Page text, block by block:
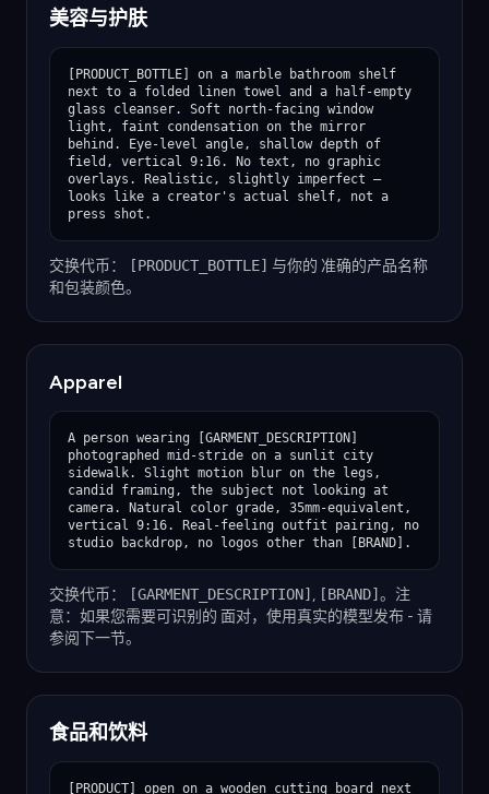
美容与护肤
[PRODUCT_BOTTLE] on a marble bathroom shelf
next to a folded linen towel and a half-empty
glass cleanser. Soft north-facing window
light, faint condensation on the mirror
behind. Eye-level angle, shallow depth of
field, vertical 9:16. No text, no graphic
overlays. Realistic, slightly imperfect —
looks like a creator's actual shelf, not a
press shot.
交换代币： [PRODUCT_BOTTLE] 与你的 准确的产品名称
和包装颜色。
Apparel
A person wearing [GARMENT_DESCRIPTION]
photographed mid-stride on a sunlit city
sidewalk. Slight motion blur on the legs,
candid framing, the subject not looking at
camera. Natural color grade, 35mm-equivalent,
vertical 9:16. Real-feeling outfit pairing, no
studio backdrop, no logos other than [BRAND].
交换代币： [GARMENT_DESCRIPTION] , [BRAND] 。注
意：如果您需要可识别的 面对，使用真实的模型发布 - 请
参阅下一节。
食品和饮料
[PRODUCT] open on a wooden cutting board next